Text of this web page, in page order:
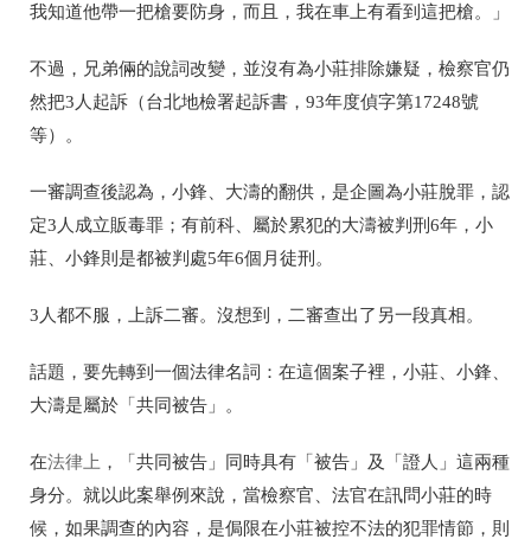
我知道他帶一把槍要防身，而且，我在車上有看到這把槍。」
不過，兄弟倆的說詞改變，並沒有為小莊排除嫌疑，檢察官仍
然把3人起訴 （台北地檢署起訴書，93年度偵字第17248號
等）
。
一審調查後認為， 小鋒、大濤的翻供，是企圖為小莊脫罪，認
定3人成立販毒罪；有前科、屬於累犯的大濤被判刑6年，小
莊、小鋒則是都被判處5年6個月徒刑。
3人都不服，上訴二審。沒想到，二審查出了另一段真相。
話題，要先轉到一個法律名詞：在這個案子裡，小莊、小鋒、
大濤是屬於「共同被告」。
在法律上 ，「共同被告」同時具有「被告」及「證人」這兩種
身分。就以此案舉例來說，當檢察官、法官在訊問小莊的時
候，如果調查的內容，是侷限在小莊被控不法的犯罪情節，則